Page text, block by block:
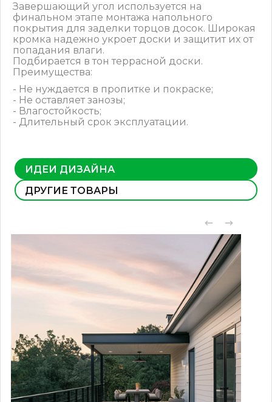
Завершающий угол используется на
финальном этапе монтажа напольного
покрытия для заделки торцов досок. Широкая
кромка надежно укроет доски и защитит их от
попадания влаги.
Подбирается в тон террасной доски.
Преимущества:
- Не нуждается в пропитке и покраске;
- Не оставляет занозы;
- Влагостойкость;
- Длительный срок эксплуатации.
ИДЕИ ДИЗАЙНА
ДРУГИЕ ТОВАРЫ